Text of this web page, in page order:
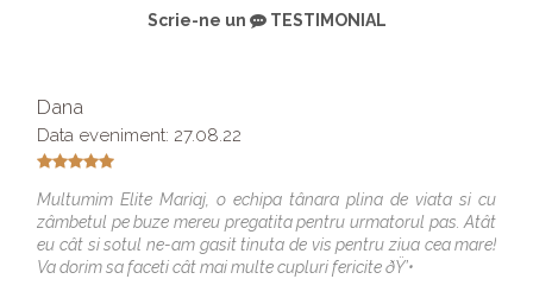
Scrie-ne un TESTIMONIAL
Dana
Data eveniment: 27.08.22
Multumim Elite Mariaj, o echipa tânara plina de viata si cu
zâmbetul pe buze mereu pregatita pentru urmatorul pas. Atât
eu cât si sotul ne-am gasit tinuta de vis pentru ziua cea mare!
Va dorim sa faceti cât mai multe cupluri fericite ðŸ’•